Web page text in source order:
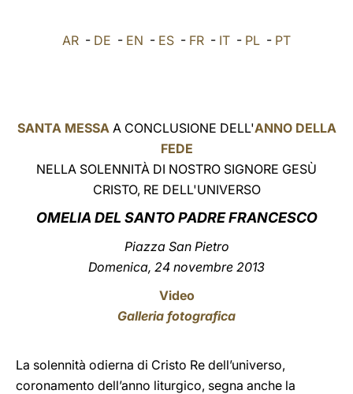
LATINE
AR - DE - EN - ES - FR - IT - PL - PT
SANTA MESSAA CONCLUSIONE DELL'ANNO DELLA
FEDE
NELLA SOLENNITÀ DI NOSTRO SIGNORE GESÙ
CRISTO, RE DELL'UNIVERSO
OMELIA DEL SANTO PADRE FRANCESCO
Piazza San Pietro
Domenica, 24 novembre 2013
Video
Galleria fotografica
La solennità odierna di Cristo Re dell’universo,
coronamento dell’anno liturgico, segna anche la